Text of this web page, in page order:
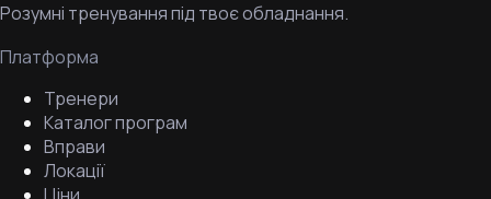
Розумні тренування під твоє обладнання.
Платформа
Тренери
Каталог програм
Вправи
Локації